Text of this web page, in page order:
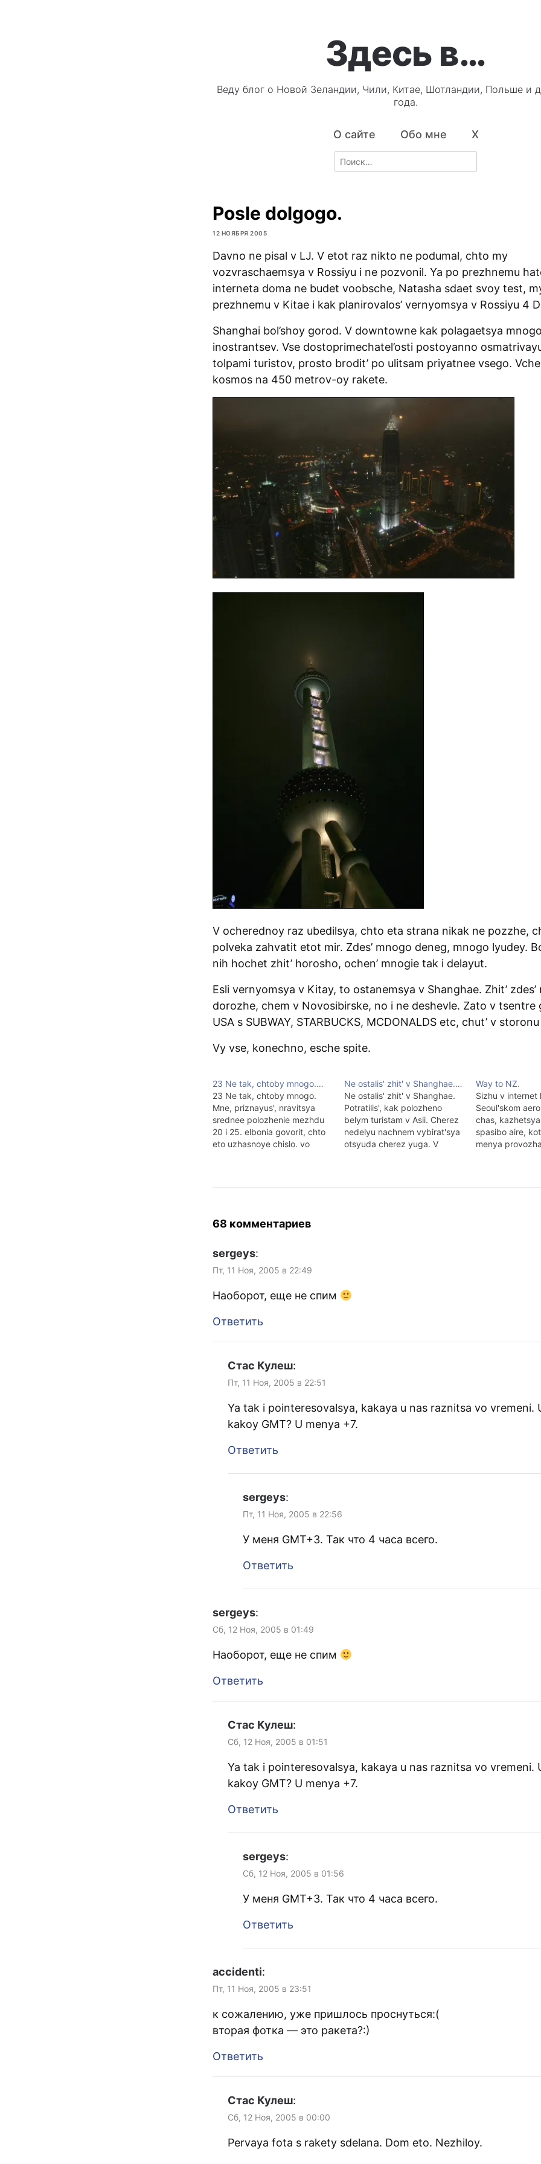
Здесь в…
Веду блог о Новой Зеландии, Чили, Китае, Шотландии, Польше и
года.
О сайте Обо мне X
Search
for:
Posle dolgogo.
12 НОЯБРЯ 2005
Davno ne pisal v LJ. V etot raz nikto ne podumal, chto my
vozvraschaemsya v Rossiyu i ne pozvonil. Ya po prezhnemu
interneta doma ne budet voobsche, Natasha sdaet svoy test,
prezhnemu v Kitae i kak planirovalos’ vernyomsya v Rossiyu 4
Shanghai bol’shoy gorod. V downtowne kak polagaetsya mnogo
inostrantsev. Vse dostoprimechatel’osti postoyanno
tolpami turistov, prosto brodit’ po ulitsam priyatnee vsego.
kosmos na 450 metrov-oy rakete.
V ocherednoy raz ubedilsya, chto eta strana nikak ne pozzhe,
polveka zahvatit etot mir. Zdes’ mnogo deneg, mnogo lyudey.
nih hochet zhit’ horosho, ochen’ mnogie tak i delayut.
Esli vernyomsya v Kitay, to ostanemsya v Shanghae. Zhit’ zdes’
dorozhe, chem v Novosibirske, no i ne deshevle. Zato v tsentre
USA s SUBWAY, STARBUCKS, MCDONALDS etc, chut’ v
Vy vse, konechno, esche spite.
23 Ne tak, chtoby mnogo.…
23 Ne tak, chtoby mnogo.
Mne, priznayus', nravitsya
srednee polozhenie mezhdu
20 i 25. elbonia govorit, chto
eto uzhasnoye chislo. vo
Valya. "Etogo nauke ne
izvestno." — takov byl otvet.
Ne ostalis' zhit' v Shanghae.…
Ne ostalis' zhit' v Shanghae.
Potratilis', kak polozheno
belym turistam v Asii. Cherez
nedelyu nachnem vybirat'sya
otsyuda cherez yuga. V
Way to NZ.
Sizhu v internet
Seoul'skom
chas,
spasibo aire,
menya
68 комментариев
sergeys:
Пт, 11 Ноя, 2005 в 22:49
Наоборот, еще не спим
Ответить
Стас Кулеш:
Пт, 11 Ноя, 2005 в 22:51
Ya tak i pointeresovalsya, kakaya u nas raznitsa vo vremeni.
kakoy GMT? U menya +7.
Ответить
sergeys:
Пт, 11 Ноя, 2005 в 22:56
У меня GMT+3. Так что 4 часа всего.
Ответить
sergeys:
Сб, 12 Ноя, 2005 в 01:49
Наоборот, еще не спим
Ответить
Стас Кулеш:
Сб, 12 Ноя, 2005 в 01:51
Ya tak i pointeresovalsya, kakaya u nas raznitsa vo vremeni.
kakoy GMT? U menya +7.
Ответить
sergeys:
Сб, 12 Ноя, 2005 в 01:56
У меня GMT+3. Так что 4 часа всего.
Ответить
accidenti:
Пт, 11 Ноя, 2005 в 23:51
к сожалению, уже пришлось проснуться:(
вторая фотка — это ракета?:)
Ответить
Стас Кулеш:
Сб, 12 Ноя, 2005 в 00:00
Pervaya fota s rakety sdelana. Dom eto. Nezhiloy.